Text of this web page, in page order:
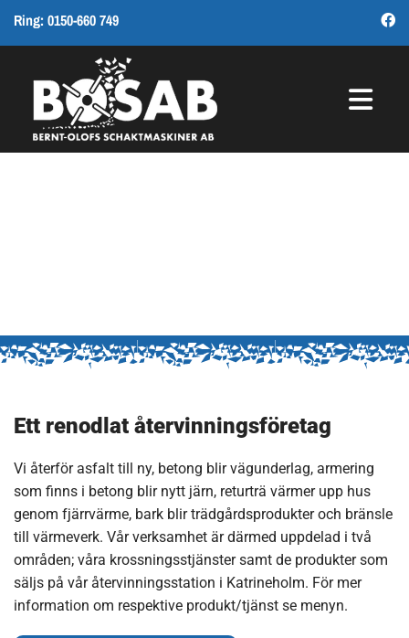
Ring: 0150-660 749 
Ett renodlat återvinningsföretag
Vi återför asfalt till ny, betong blir vägunderlag, armering
som finns i betong blir nytt järn, returträ värmer upp hus
genom fjärrvärme, bark blir trädgårdsprodukter och bränsle
till värmeverk. Vår verksamhet är därmed uppdelad i två
områden; våra krossningsstjänster samt de produkter som
säljs på vår återvinningsstation i Katrineholm. För mer
information om respektive produkt/tjänst se menyn.